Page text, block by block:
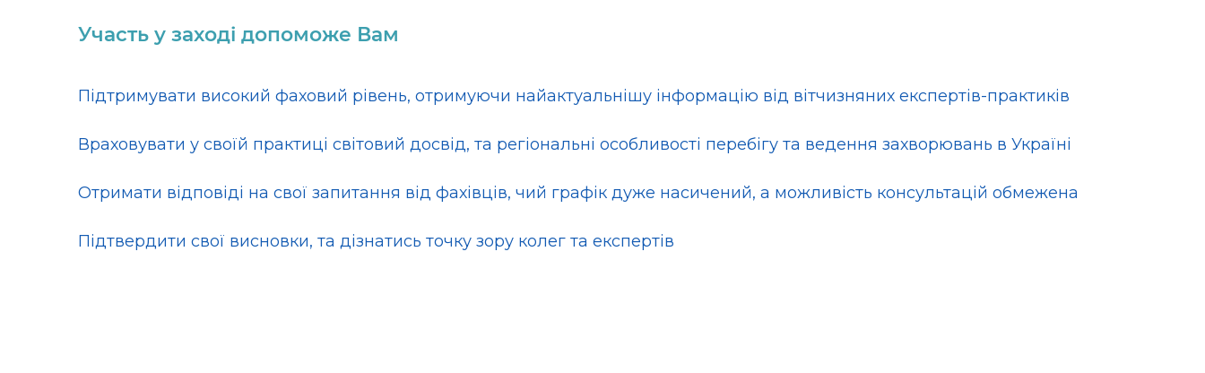
Участь у заході допоможе Вам
Підтримувати високий фаховий рівень, отримуючи найактуальнішу інформацію від вітчизняних експертів-практиків
Враховувати у своїй практиці світовий досвід, та регіональні особливості перебігу та ведення захворювань в Україні
Отримати відповіді на свої запитання від фахівців, чий графік дуже насичений, а можливість консультацій обмежена
Підтвердити свої висновки, та дізнатись точку зору колег та експертів